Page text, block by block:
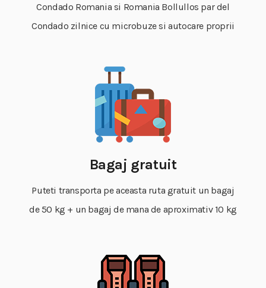
Condado Romania si Romania Bollullos par del
Condado zilnice cu microbuze si autocare proprii
Bagaj gratuit
Puteti transporta pe aceasta ruta gratuit un bagaj
de 50 kg + un bagaj de mana de aproximativ 10 kg